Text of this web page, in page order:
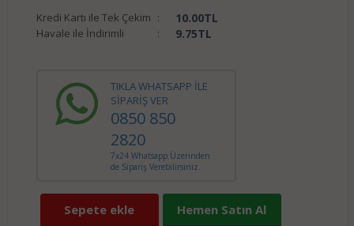
Kredi Kartı ile Tek Çekim : 10.00TL
Havale ile İndirimli : 9.75TL
TIKLA WHATSAPP İLE
SİPARİŞ VER
0850 850
2820
7x24 Whatsapp Üzerinden
de Sipariş Verebilirsiniz.
Sepete ekle Hemen Satın Al